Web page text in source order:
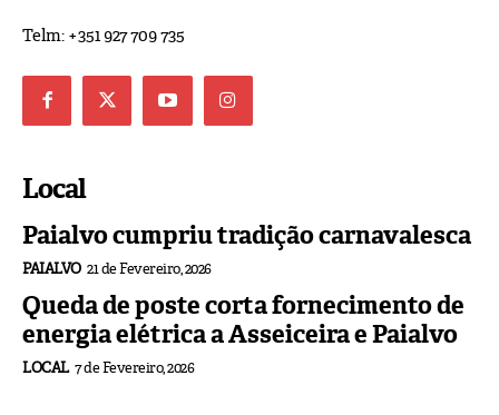
Telm: +351 927 709 735
Local
Paialvo cumpriu tradição carnavalesca
PAIALVO 21 de Fevereiro, 2026
Queda de poste corta fornecimento de
energia elétrica a Asseiceira e Paialvo
LOCAL 7 de Fevereiro, 2026